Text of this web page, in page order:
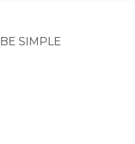
SIMPLE